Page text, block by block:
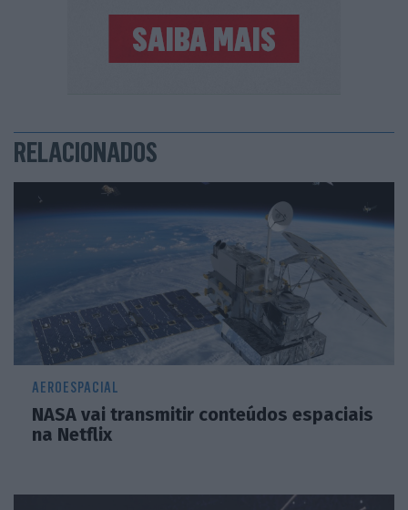
RELACIONADOS
AEROESPACIAL
NASA vai transmitir conteúdos espaciais
na Netflix